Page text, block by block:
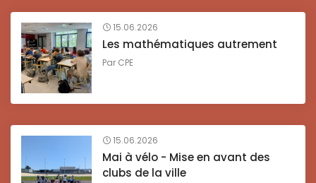
15.06.2026
Les mathématiques autrement
Par CPE
15.06.2026
Mai à vélo - Mise en avant des
clubs de la ville